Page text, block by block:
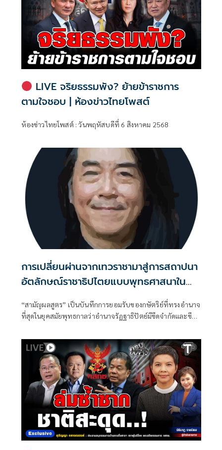
LIVE จริยธรรมพัง? ย้ายข้าราชการ
ตามใจชอบ | ห้องข่าวไทยโพสต์
ห้องข่าวไทยโพสต์ : วันพฤหัสบดีที่ 6 สิงหาคม 2568
การเปลี่ยนผ่านจากเทวราชามาสู่การสถาปนา
อัตลักษณ์ราชาธิปไตยแบบพุทธศาสนาใน
พระไตรปิฏก : สามัญผลสูตรในฐานะทฤษฎี
ขีดจำกัดของอำนาจรัฐเหนือแรงงานและ
ทรัพย์สิน
“สามัญผลสูตร” เป็นบันทึกการยอมรับของกษัตริย์ที่ทรงอำนาจ
ที่สุดในยุคสมัยพุทธกาลว่าอำนาจรัฏฐาธิปัตย์มีขีดจำกัดและขีด